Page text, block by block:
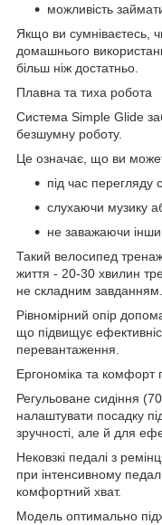
можливість
Якщо ви сумніваєтесь,
домашнього
більш ніж достатньо.
Плавна та тиха робота
Система Simple Glide
безшумну роботу.
Це означає, що ви
під час перегляду
слухаючи музику
не заважаючи
Такий велосипед
життя - 20-30 хвилин
не складним завданням.
Рівномірний опір
що підвищує
перевантаження.
Ергономіка та комфорт
Регульоване сидіння
налаштувати посадку
зручності, але й для
Нековзкі педалі з
при інтенсивному
комфортний хват.
Модель оптимально